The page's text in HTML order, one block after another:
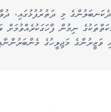
މި ދަތުރުފުޅުގައި،
ނިމުން
ވަޒީރުންގެ މަޖިލީހުގެ